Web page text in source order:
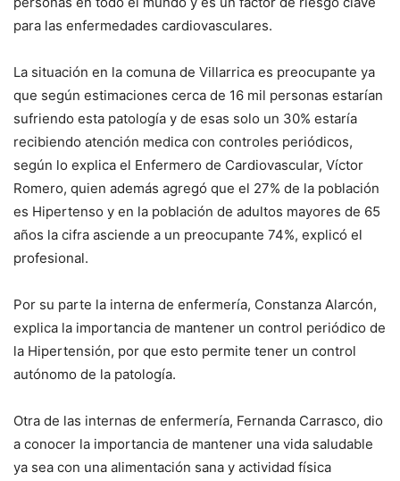
para las enfermedades cardiovasculares.
La situación en la comuna de Villarrica es preocupante ya
que según estimaciones cerca de 16 mil personas estarían
sufriendo esta patología y de esas solo un 30% estaría
recibiendo atención medica con controles periódicos,
según lo explica el Enfermero de Cardiovascular, Víctor
Romero, quien además agregó que el 27% de la población
es Hipertenso y en la población de adultos mayores de 65
años la cifra asciende a un preocupante 74%, explicó el
profesional.
Por su parte la interna de enfermería, Constanza Alarcón,
explica la importancia de mantener un control periódico de
la Hipertensión, por que esto permite tener un control
autónomo de la patología.
Otra de las internas de enfermería, Fernanda Carrasco, dio
a conocer la importancia de mantener una vida saludable
ya sea con una alimentación sana y actividad física